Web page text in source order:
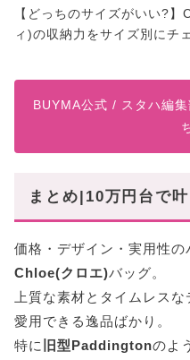
【どっちのサイズがいい?
ィ)の収納力をサイズ別にチ
BUYMA公式 / スタハ編
まとめ|10万円台で
価格・デザイン・実用性
Chloe(クロエ)バッグ。
上質な素材とタイムレス
愛用できる逸品ばかり。
特に 旧型Paddingtonのよ